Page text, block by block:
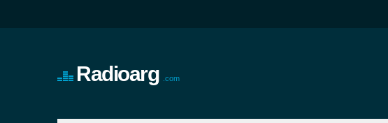
Radioarg .com